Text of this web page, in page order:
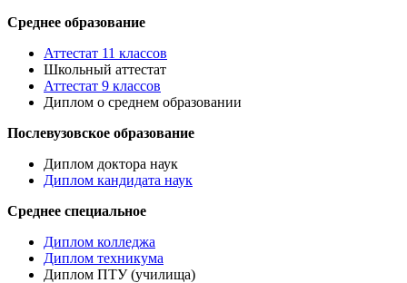
Среднее образование
Аттестат 11 классов
Школьный аттестат
Аттестат 9 классов
Диплом о среднем образовании
Послевузовское образование
Диплом доктора наук
Диплом кандидата наук
Среднее специальное
Диплом колледжа
Диплом техникума
Диплом ПТУ (училища)